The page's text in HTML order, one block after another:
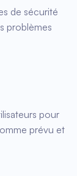
de sécurité
problèmes
pour
prévu et